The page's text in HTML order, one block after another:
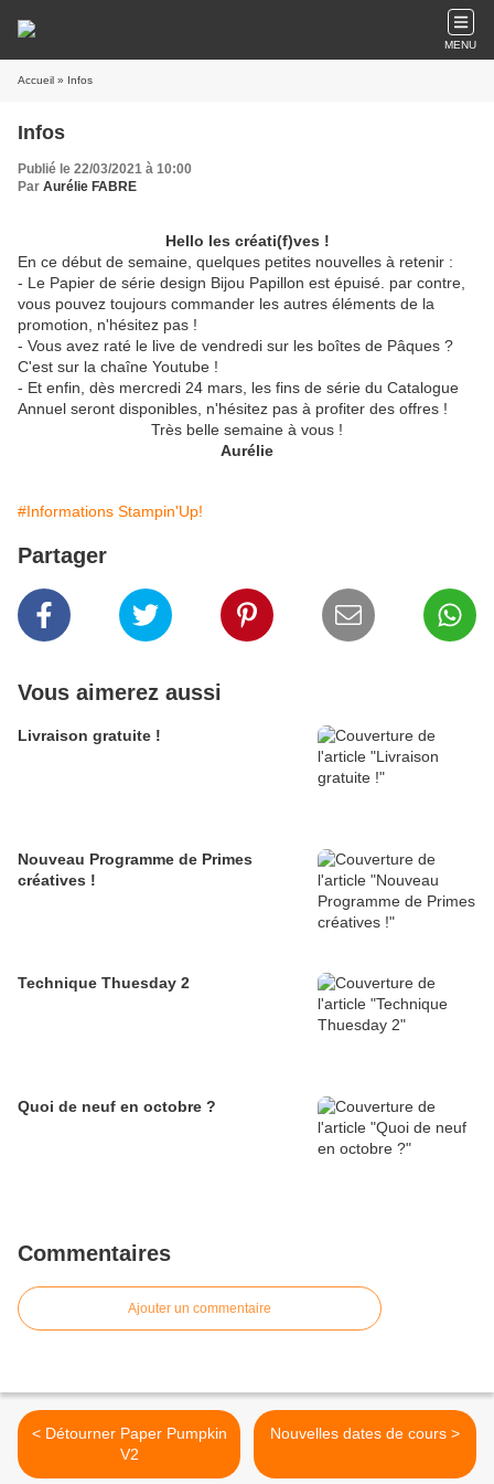
MENU
Accueil » Infos
Infos
Publié le 22/03/2021 à 10:00
Par Aurélie FABRE
Hello les créati(f)ves !
En ce début de semaine, quelques petites nouvelles à retenir :
- Le Papier de série design Bijou Papillon est épuisé. par contre,
vous pouvez toujours commander les autres éléments de la
promotion, n'hésitez pas !
- Vous avez raté le live de vendredi sur les boîtes de Pâques ?
C'est sur la chaîne Youtube !
- Et enfin, dès mercredi 24 mars, les fins de série du Catalogue
Annuel seront disponibles, n'hésitez pas à profiter des offres !
Très belle semaine à vous !
Aurélie
#Informations Stampin'Up!
Partager
Vous aimerez aussi
Livraison gratuite !
Nouveau Programme de Primes
créatives !
Technique Thuesday 2
Quoi de neuf en octobre ?
Commentaires
Ajouter un commentaire
< Détourner Paper Pumpkin
V2
Nouvelles dates de cours >